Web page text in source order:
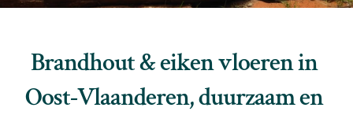
Brandhout & eiken vloeren in
Oost-Vlaanderen, duurzaam en